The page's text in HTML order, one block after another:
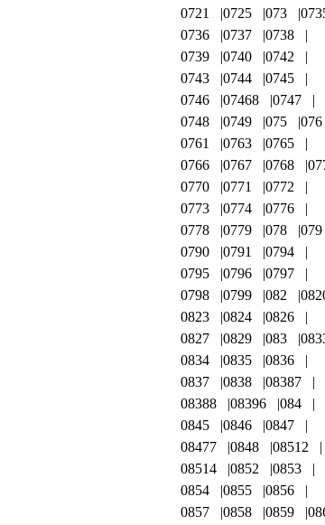
0721
0725 073
0736
0737
0738
0739
0740
0742
0743
0744
0745
0746
07468
0747
0748
0749 075
076
0761
0763
0765
0766
0767 0768
0770
0771
0772
0773
0774
0776
0778
0779 078
079
0790
0791
0794
0795
0796
0797
0798
0799 082
0823
0824
0826
0827
0829 083
0834
0835
0836
0837
0838
08387
08388
08396
084
0845
0846
0847
08477
0848
08512
08514
0852
0853
0854
0855
0856
0857
0858 0859